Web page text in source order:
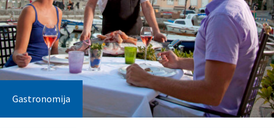
Gastronomija